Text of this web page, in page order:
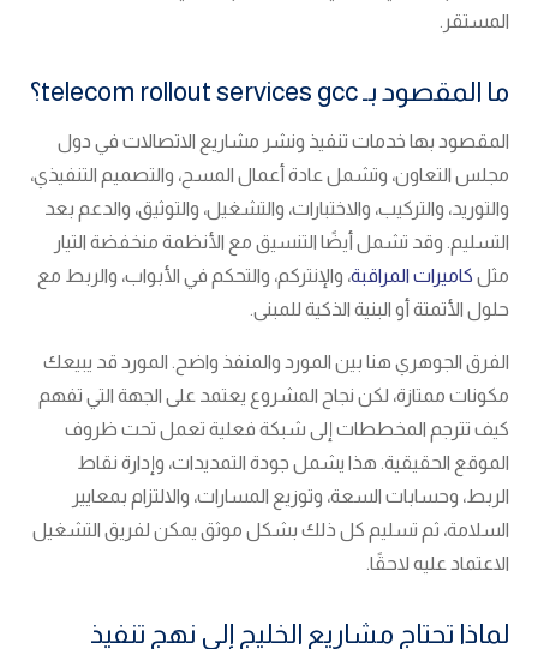
المستقر.
ما المقصود بـ telecom rollout services gcc؟
المقصود بها خدمات تنفيذ ونشر مشاريع الاتصالات في دول
مجلس التعاون، وتشمل عادة أعمال المسح، والتصميم التنفيذي،
والتوريد، والتركيب، والاختبارات، والتشغيل، والتوثيق، والدعم بعد
التسليم. وقد تشمل أيضًا التنسيق مع الأنظمة منخفضة التيار
مثل كاميرات المراقبة، والإنتركم، والتحكم في الأبواب، والربط مع
حلول الأتمتة أو البنية الذكية للمبنى.
الفرق الجوهري هنا بين المورد والمنفذ واضح. المورد قد يبيعك
مكونات ممتازة، لكن نجاح المشروع يعتمد على الجهة التي تفهم
كيف تترجم المخططات إلى شبكة فعلية تعمل تحت ظروف
الموقع الحقيقية. هذا يشمل جودة التمديدات، وإدارة نقاط
الربط، وحسابات السعة، وتوزيع المسارات، والالتزام بمعايير
السلامة، ثم تسليم كل ذلك بشكل موثق يمكن لفريق التشغيل
الاعتماد عليه لاحقًا.
لماذا تحتاج مشاريع الخليج إلى نهج تنفيذ